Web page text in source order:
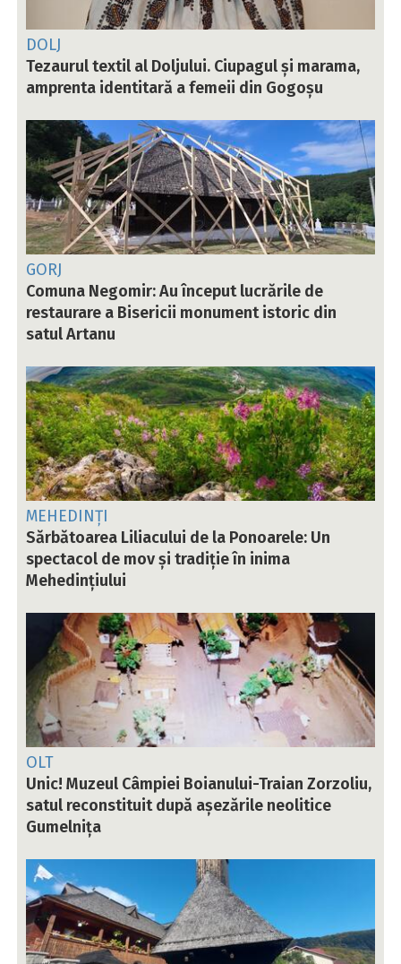
DOLJ
Tezaurul textil al Doljului. Ciupagul și marama,
amprenta identitară a femeii din Gogoșu
GORJ
Comuna Negomir: Au început lucrările de
restaurare a Bisericii monument istoric din
satul Artanu
MEHEDINȚI
Sărbătoarea Liliacului de la Ponoarele: Un
spectacol de mov și tradiție în inima
Mehedințiului
OLT
Unic! Muzeul Câmpiei Boianului-Traian Zorzoliu,
satul reconstituit după așezările neolitice
Gumelnița